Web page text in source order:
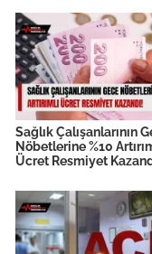
Sağlık Çalışanlarının
Nöbetlerine %10
Ücret Resmiyet